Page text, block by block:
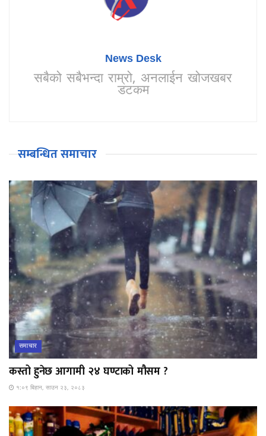
News Desk
सबैको सबैभन्दा राम्रो, अनलाईन खोजखबर
डटकम
सम्बन्धित समाचार
समाचार
कस्तो हुनेछ आगामी २४ घण्टाको मौसम ?
१:०९ बिहान, साउन २३, २०८३